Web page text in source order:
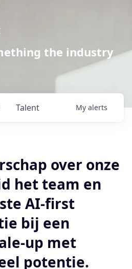
the industry
Talent My alerts
over onze
het team en
AI-first
bij een
up met
potentie.